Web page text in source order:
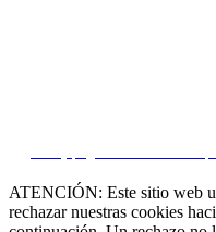
ATENCIÓN: Este sitio web
rechazar nuestras cookies